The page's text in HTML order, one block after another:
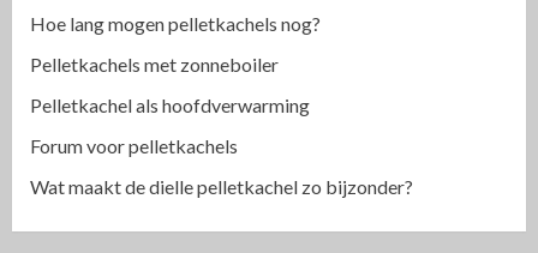
Hoe lang mogen pelletkachels nog?
Pelletkachels met zonneboiler
Pelletkachel als hoofdverwarming
Forum voor pelletkachels
Wat maakt de dielle pelletkachel zo bijzonder?